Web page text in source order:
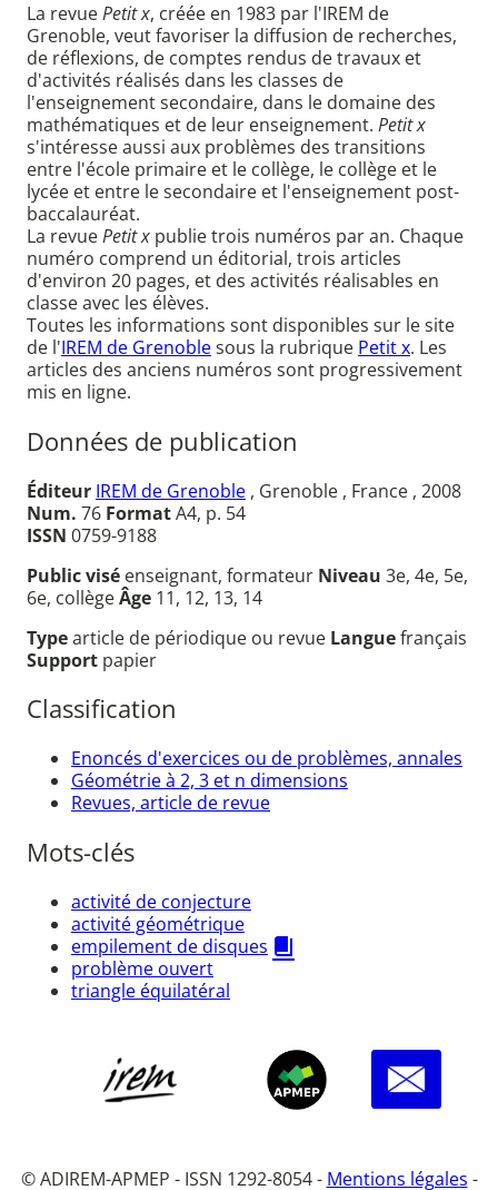
La revuePetit x, créée en 1983 par l'IREM de
Grenoble, veut favoriser la diffusion de recherches,
de réflexions, de comptes rendus de travaux et
d'activités réalisés dans les classes de
l'enseignement secondaire, dans le domaine des
mathématiques et de leur enseignement. Petit x
s'intéresse aussi aux problèmes des transitions
entre l'école primaire et le collège, le collège et le
lycée et entre le secondaire et l'enseignement post-
baccalauréat.
La revuePetit x publie trois numéros par an. Chaque
numéro comprend un éditorial, trois articles
d'environ 20 pages, et des activités réalisables en
classe avec les élèves.
Toutes les informations sont disponibles sur le site
de l'IREM de Grenoblesous la rubrique Petit x. Les
articles des anciens numéros sont progressivement
mis en ligne.
Données de publication
Éditeur IREM de Grenoble , Grenoble , France , 2008
Num. 76 FormatA4, p. 54
ISSN 0759-9188
Public visé enseignant, formateur Niveau 3e, 4e, 5e,
6e, collègeÂge 11, 12, 13, 14
Typearticle de périodique ou revue Languefrançais
Support papier
Classification
Enoncés d'exercices ou de problèmes, annales
Géométrie à 2, 3 et n dimensions
Revues, article de revue
Mots-clés
activité de conjecture
activité géométrique
empilement de disques
problème ouvert
triangle équilatéral
© ADIREM-APMEP - ISSN 1292-8054 - Mentions légales -